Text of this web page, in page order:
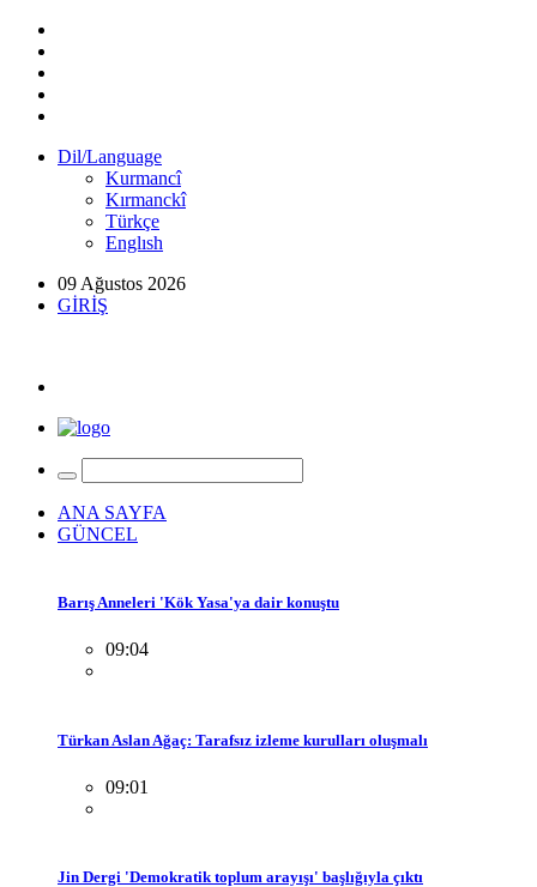
Dil/Language
Kurmancî
Kırmanckî
Türkçe
Englısh
09 Ağustos 2026
GİRİŞ
ANA SAYFA
GÜNCEL
Barış Anneleri 'Kök Yasa'ya dair konuştu
09:04
Türkan Aslan Ağaç: Tarafsız izleme kurulları oluşmalı
09:01
Jin Dergi 'Demokratik toplum arayışı' başlığıyla çıktı